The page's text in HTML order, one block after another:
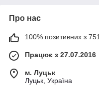
Про нас
100% позитивних з 751
Працює з 27.07.2016
м. Луцьк
Луцьк, Україна